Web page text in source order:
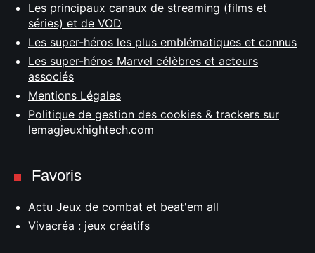
Les principaux canaux de streaming (films et
séries) et de VOD
Les super-héros les plus emblématiques et connus
Les super-héros Marvel célèbres et acteurs
associés
Mentions Légales
Politique de gestion des cookies & trackers sur
lemagjeuxhightech.com
Favoris
Actu Jeux de combat et beat'em all
Vivacréa : jeux créatifs